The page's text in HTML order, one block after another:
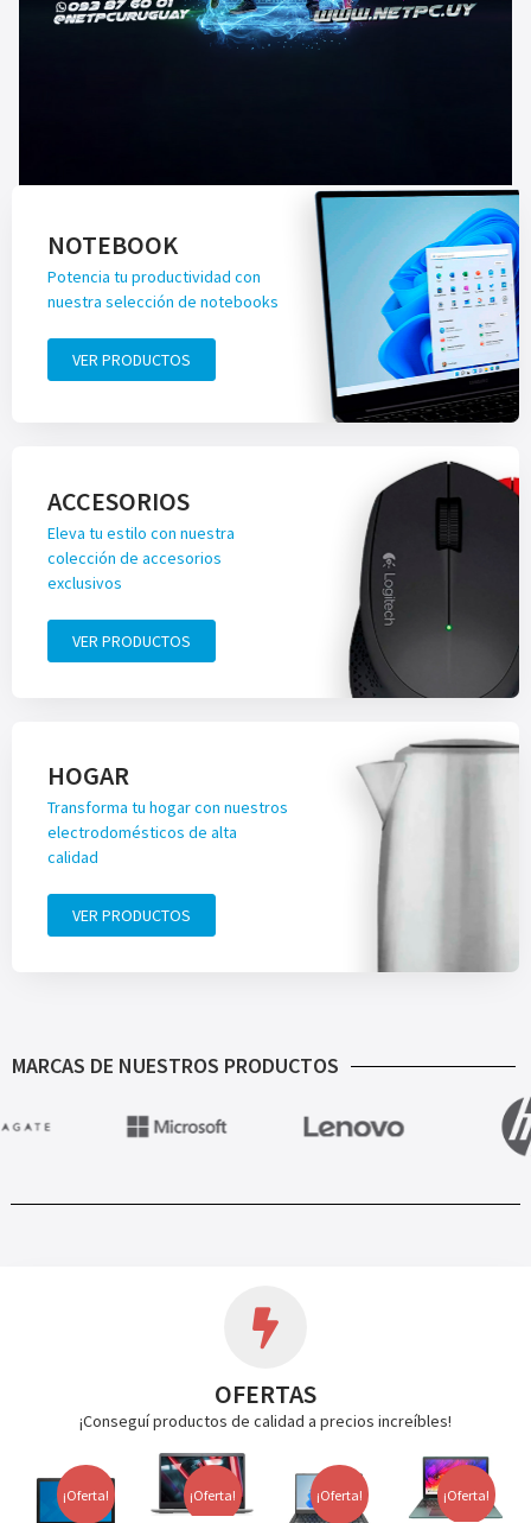
NOTEBOOK
Potencia tu productividad con
nuestra selección de notebooks
VER PRODUCTOS
ACCESORIOS
Eleva tu estilo con nuestra
colección de accesorios
exclusivos
VER PRODUCTOS
HOGAR
Transforma tu hogar con nuestros
electrodomésticos de alta
calidad
VER PRODUCTOS
MARCAS DE NUESTROS PRODUCTOS
OFERTAS
¡Conseguí productos de calidad a precios increíbles!
¡Oferta! ¡Oferta! ¡Oferta! ¡Oferta!